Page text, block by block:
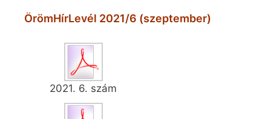
ÖrömHírLevél 2021/6 (szeptember)
2021. 6. szám